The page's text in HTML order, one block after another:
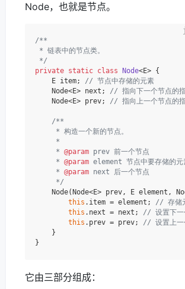
Node，也就是节点。
/**
* 链表中的节点类。
*/
private static class Node<E> {
    E item;
// 节点中存储的元素
    Node<E> next;
// 指向下一个节点的
    Node<E> prev;
// 指向上一个节点的
/**
     * 构造一个新的节点。
     *
     *
@param prev 前一个节点
     *
@param element 节点中要存储的元
     *
@param next 后一个节点
     */
Node(Node<E> prev, E element,
this .item = element; // 存储
this .next = next; // 设置下一
this .prev = prev; // 设置上一
    }
它由三部分组成：